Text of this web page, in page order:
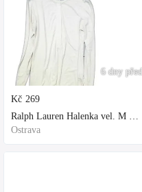
6 dny před
Kč 269
Ralph Lauren Halenka vel. M bílá
Ostrava